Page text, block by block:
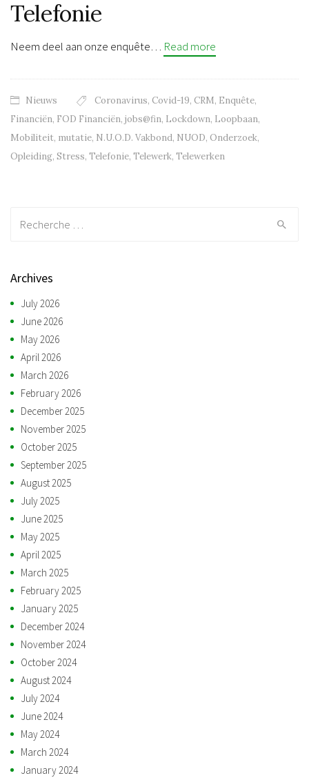
Telefonie
Neem deel aan onze enquête… Read more
Nieuws Coronavirus, Covid-19, CRM, Enquête,
Financiën, FOD Financiën, jobs@fin, Lockdown, Loopbaan,
Mobiliteit, mutatie, N.U.O.D. Vakbond, NUOD, Onderzoek,
Opleiding, Stress, Telefonie, Telewerk, Telewerken
Archives
July 2026
June 2026
May 2026
April 2026
March 2026
February 2026
December 2025
November 2025
October 2025
September 2025
August 2025
July 2025
June 2025
May 2025
April 2025
March 2025
February 2025
January 2025
December 2024
November 2024
October 2024
August 2024
July 2024
June 2024
May 2024
March 2024
January 2024